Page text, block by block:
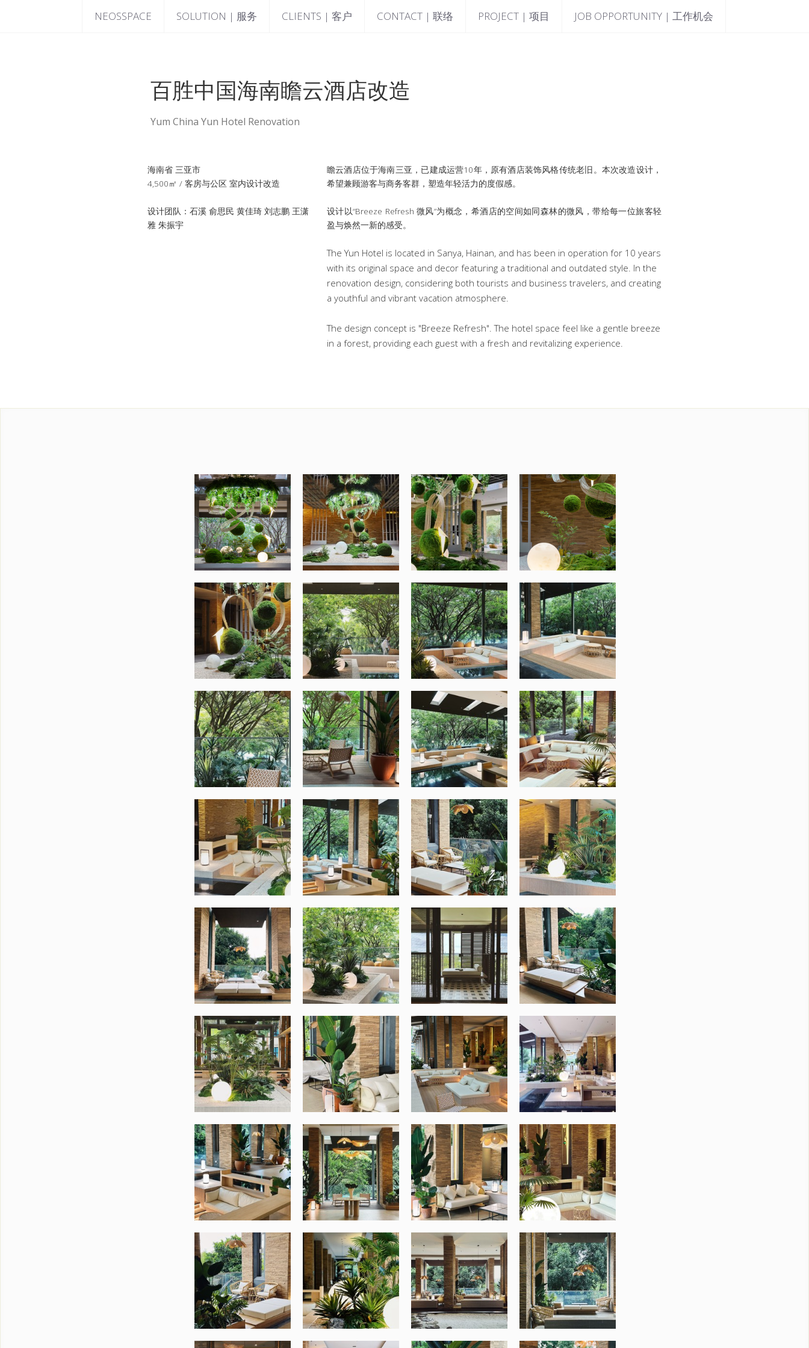
NEOSSPACE SOLUTION | 服务 CLIENTS | 客户 CONTACT | 联络 PROJECT | 项目 JOB OPPORTUNITY | 工作机会
百胜中国海南瞻云酒店改造
Yum China Yun Hotel Renovation
海南省 三亚市
4,500㎡ / 客房与公区 室内设计改造
设计团队：石溪 俞思民 黄佳琦 刘志鹏 王潇
雅 朱振宇
瞻云酒店位于海南三亚，已建成运营10年，原有酒店装饰风格传统老旧。本次改造设计，
希望兼顾游客与商务客群，塑造年轻活力的度假感。
设计以“Breeze Refresh 微风”为概念，希酒店的空间如同森林的微风，带给每一位旅客轻
盈与焕然一新的感受。
The Yun Hotel is located in Sanya, Hainan, and has been in operation for 10 years
with its original space and decor featuring a traditional and outdated style. In the
renovation design, considering both tourists and business travelers, and creating
a youthful and vibrant vacation atmosphere.
The design concept is "Breeze Refresh". The hotel space feel like a gentle breeze
in a forest, providing each guest with a fresh and revitalizing experience.